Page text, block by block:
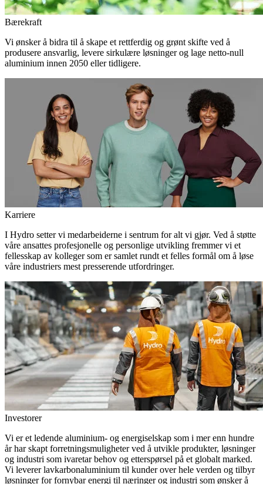
Bærekraft
Vi ønsker å bidra til å skape et rettferdig og grønt skifte ved å
produsere ansvarlig, levere sirkulære løsninger og lage netto-null
aluminium innen 2050 eller tidligere.
Karriere
I Hydro setter vi medarbeiderne i sentrum for alt vi gjør. Ved å støtte
våre ansattes profesjonelle og personlige utvikling fremmer vi et
fellesskap av kolleger som er samlet rundt et felles formål om å løse
våre industriers mest presserende utfordringer.
Investorer
Vi er et ledende aluminium- og energiselskap som i mer enn hundre
år har skapt forretningsmuligheter ved å utvikle produkter, løsninger
og industri som ivaretar behov og etterspørsel på et globalt marked.
Vi leverer lavkarbonaluminium til kunder over hele verden og tilbyr
løsninger for fornybar energi til næringer og industri som ønsker å